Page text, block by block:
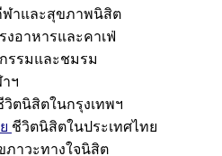
ฬาและสุขภาพนิสิต
งอาหารและคาเฟ่
รรมและชมรม
ฯ
วิตนิสิตในกรุงเทพฯ
ชีวิตนิสิตในประเทศไทย
ภาวะทางใจนิสิต